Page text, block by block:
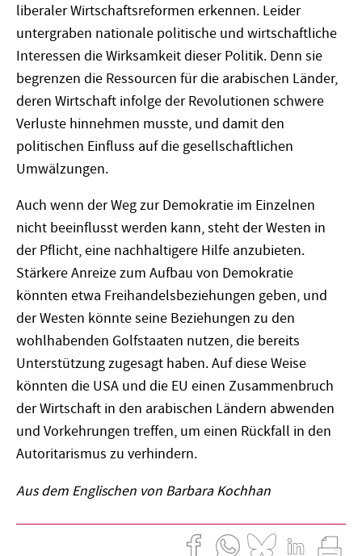
liberaler Wirtschaftsreformen erkennen. Leider
untergraben nationale politische und wirtschaftliche
Interessen die Wirksamkeit dieser Politik. Denn sie
begrenzen die Ressourcen für die arabischen Länder,
deren Wirtschaft infolge der Revolutionen schwere
Verluste hinnehmen musste, und damit den
politischen Einfluss auf die gesellschaftlichen
Umwälzungen.
Auch wenn der Weg zur Demokratie im Einzelnen
nicht beeinflusst werden kann, steht der Westen in
der Pflicht, eine nachhaltigere Hilfe anzubieten.
Stärkere Anreize zum Aufbau von Demokratie
könnten etwa Freihandelsbeziehungen geben, und
der Westen könnte seine Beziehungen zu den
wohlhabenden Golfstaaten nutzen, die bereits
Unterstützung zugesagt haben. Auf diese Weise
könnten die USA und die EU einen Zusammenbruch
der Wirtschaft in den arabischen Ländern abwenden
und Vorkehrungen treffen, um einen Rückfall in den
Autoritarismus zu verhindern.
Aus dem Englischen von Barbara Kochhan